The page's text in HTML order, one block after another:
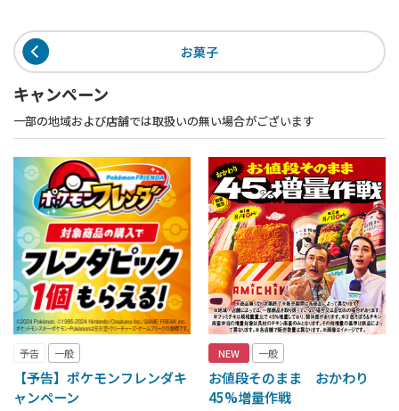
お菓子
キャンペーン
一部の地域および店舗では取扱いの無い場合がございます
予告 一般
【予告】ポケモンフレンダキ
ャンペーン
NEW 一般
お値段そのまま おかわり
45%増量作戦